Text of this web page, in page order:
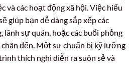
và các hoạt động xã hội. Việc hiểu
giúp bạn dễ dàng sắp xếp các
sự quán, hoặc các buổi phỏng
đến. Một sự chuẩn bị kỹ lưỡng
thích nghi diễn ra suôn sẻ và